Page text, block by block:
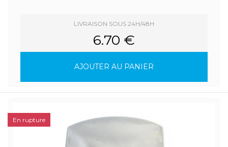
LIVRAISON SOUS 24H/48H
6.70 €
AJOUTER AU PANIER
En rupture